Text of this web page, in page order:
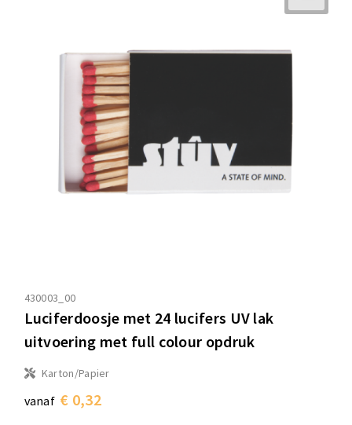
430003_00
Luciferdoosje met 24 lucifers UV lak
uitvoering met full colour opdruk
Karton/Papier
vanaf € 0,32